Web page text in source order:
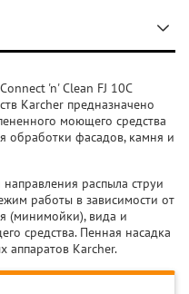
'n' Clean FJ 10C
Karcher предназначено
моющего средства
обработки фасадов, камня и
распыла струи
работы в зависимости от
(минимойки), вида и
средства. Пенная насадка
аппаратов Karcher.